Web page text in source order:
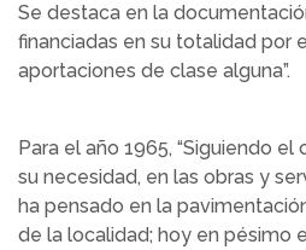
Se destaca en la
financiadas en su totalidad por
aportaciones de clase alguna”.
Para el año 1965, “Siguiendo
su necesidad, en las obras y
ha pensado en la
de la localidad; hoy en pésimo